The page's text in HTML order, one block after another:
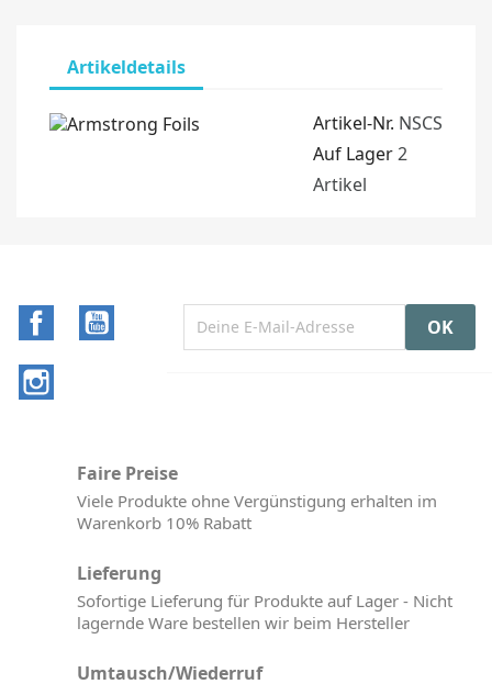
Artikeldetails
Artikel-Nr. NSCS
Auf Lager2
Artikel
Facebook
Faire Preise
Viele Produkte ohne Vergünstigung erhalten im
Warenkorb 10% Rabatt
Lieferung
Sofortige Lieferung für Produkte auf Lager - Nicht
lagernde Ware bestellen wir beim Hersteller
Umtausch/Wiederruf